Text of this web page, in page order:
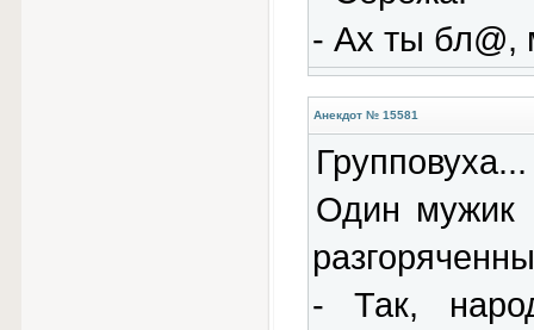
- Ах ты бл@,
Анекдот № 15581
Групповуха...
Один мужик
- Так,